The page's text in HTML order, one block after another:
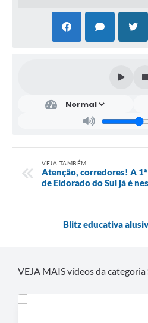
VEJA TAMBÉM
Atenção, corredores! A
de Eldorado do Sul já é
Blitz educativa
VEJA MAIS vídeos da categoria